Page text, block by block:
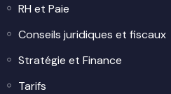
RH et Paie
Conseils juridiques et fiscaux
Stratégie et Finance
Tarifs